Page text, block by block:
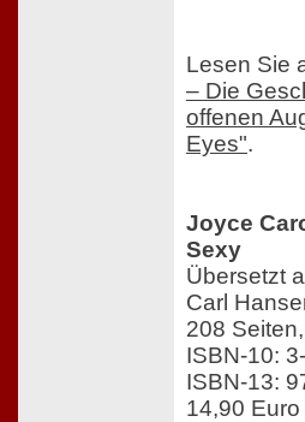
Lesen Sie
– Die
offenen
Eyes".
Joyce
Sexy
Übersetzt
Carl
208
ISBN-10:
ISBN-13:
14,90 Euro